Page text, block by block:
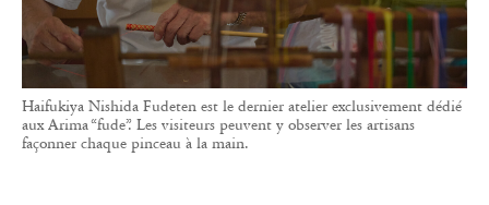
Haifukiya Nishida Fudeten est le dernier atelier exclusivement dédié
aux Arima “fude”. Les visiteurs peuvent y observer les artisans
façonner chaque pinceau à la main.